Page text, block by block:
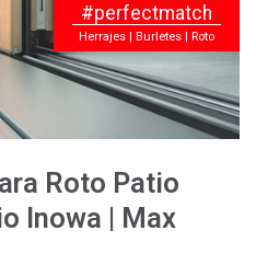
#perfectmatch
Herrajes | Burletes | Roto
Roto Patio
Inowa | Max